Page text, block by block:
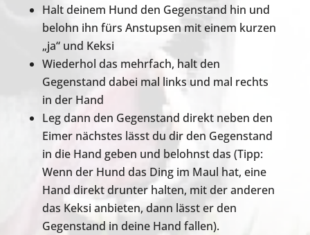
Halt deinem Hund den Gegenstand hin und
belohn ihn fürs Anstupsen mit einem kurzen
„ja“ und Keksi
Wiederhol das mehrfach, halt den
Gegenstand dabei mal links und mal rechts
in der Hand
Leg dann den Gegenstand direkt neben den
Eimer nächstes lässt du dir den Gegenstand
in die Hand geben und belohnst das (Tipp:
Wenn der Hund das Ding im Maul hat, eine
Hand direkt drunter halten, mit der anderen
das Keksi anbieten, dann lässt er den
Gegenstand in deine Hand fallen).